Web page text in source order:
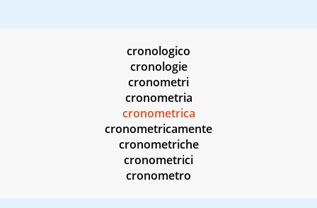
cronologico
cronologie
cronometri
cronometria
cronometrica
cronometricamente
cronometriche
cronometrici
cronometro